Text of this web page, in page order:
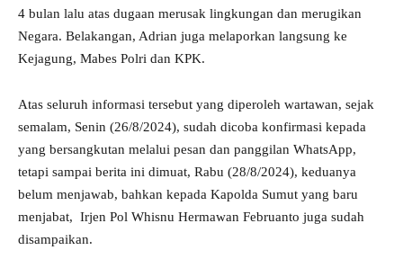
4 bulan lalu atas dugaan merusak lingkungan dan merugikan
Negara. Belakangan, Adrian juga melaporkan langsung ke
Kejagung, Mabes Polri dan KPK.
Atas seluruh informasi tersebut yang diperoleh wartawan, sejak
semalam, Senin (26/8/2024), sudah dicoba konfirmasi kepada
yang bersangkutan melalui pesan dan panggilan WhatsApp,
tetapi sampai berita ini dimuat, Rabu (28/8/2024), keduanya
belum menjawab, bahkan kepada Kapolda Sumut yang baru
menjabat, Irjen Pol Whisnu Hermawan Februanto juga sudah
disampaikan.